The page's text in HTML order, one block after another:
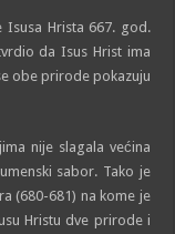
Isusa Hrista 667. god.
da Isus Hrist ima
obe prirode pokazuju
nije slagala većina
sabor. Tako je
(680-681) na kome je
Hristu dve prirode i